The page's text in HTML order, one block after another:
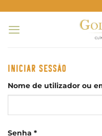
content
INICIAR SESSÃO
Nome de utilizador ou
Senha *Obrigatório